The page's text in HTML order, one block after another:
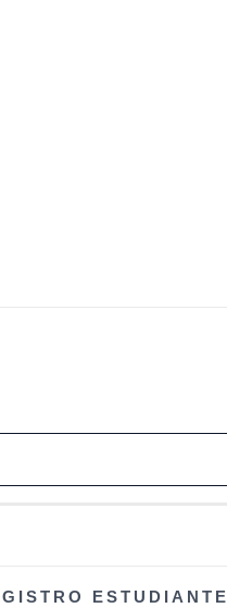
ESTUDIANTE